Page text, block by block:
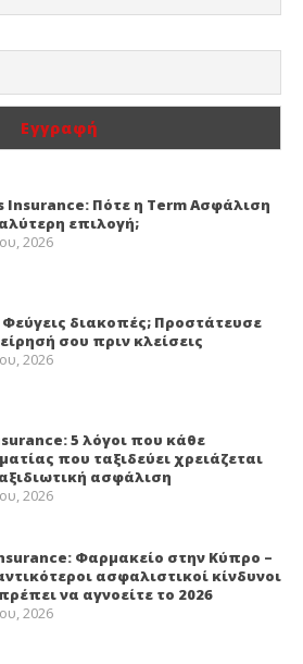
Insurance: Πότε η Term Ασφάλιση
επιλογή;
2026
διακοπές; Προστάτευσε
σου πριν κλείσεις
2026
5 λόγοι που κάθε
που ταξιδεύει χρειάζεται
ασφάλιση
2026
Φαρμακείο στην Κύπρο –
ασφαλιστικοί κίνδυνοι
να αγνοείτε το 2026
2026